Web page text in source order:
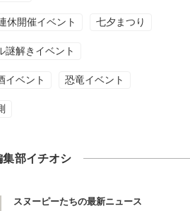
休開催イベント 七夕まつり
謎解きイベント
イベント 恐竜イベント
集部イチオシ
スヌーピーたちの最新ニュース